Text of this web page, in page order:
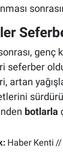
genç
seferber
artan
botlarla
Haber Kenti